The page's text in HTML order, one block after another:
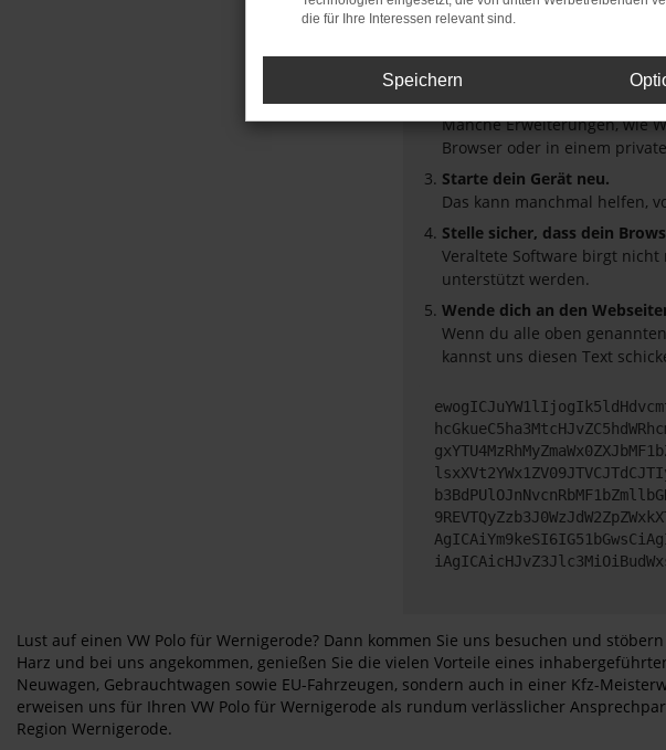
Hier sind ein paar Tipps, die dir
Laden andere Webseiten,
Prüfe deine
Manche Erweiterungen, wie
Browser oder in einem
Starte dein Gerät neu.
Das kann manchmal helfen,
Stelle sicher, dass dein
Veraltete Software birgt
unterstützt werden.
Wende dich an den
Wenn du alle oben
kannst uns diesen Text
Lust auf einen VW Polo für Wernigerode? Dann kommen Sie uns besuchen und
Harz und bei uns angekommen, genießen Sie die vielen Vorteile eines
Neuwagen, Gebrauchtwagen sowie EU-Fahrzeugen, sondern auch in einer Kfz-
erweisen uns für Ihren VW Polo für Wernigerode als rundum verlässlicher
Region Wernigerode.
die für Ihre Interessen relevant sind.
Speichern